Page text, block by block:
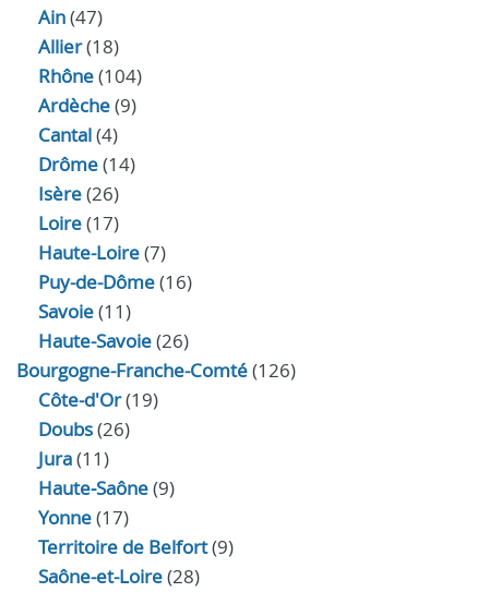
Ain(47)
Allier(18)
Rhône(104)
Ardèche(9)
Cantal(4)
Drôme(14)
Isère(26)
Loire(17)
Haute-Loire(7)
Puy-de-Dôme(16)
Savoie(11)
Haute-Savoie(26)
Bourgogne-Franche-Comté(126)
Côte-d'Or(19)
Doubs(26)
Jura(11)
Haute‑Saône(9)
Yonne(17)
Territoire de Belfort(9)
Saône-et-Loire(28)